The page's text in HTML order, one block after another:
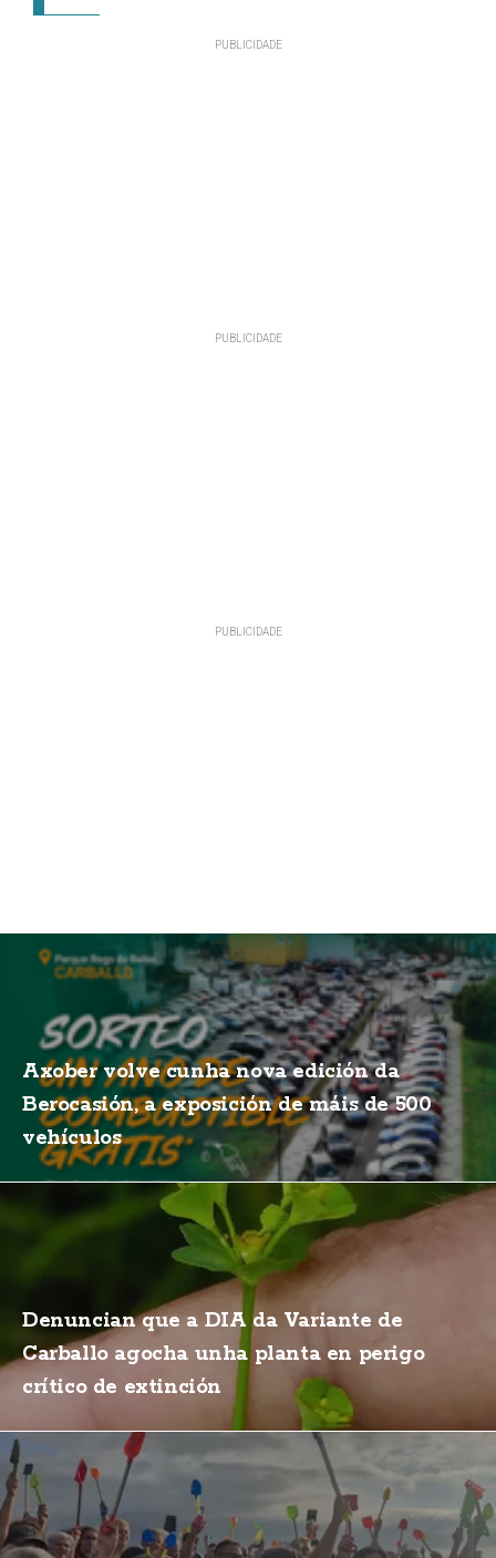
Axober volve cunha nova edición da
Berocasión, a exposición de máis de 500
vehículos
Denuncian que a DIA da Variante de
Carballo agocha unha planta en perigo
crítico de extinción